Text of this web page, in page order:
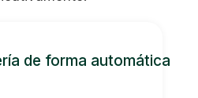
de forma automática